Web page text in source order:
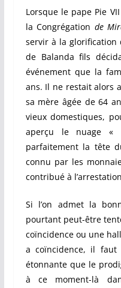
Lorsque le pape Pie
la Congrégation de
servir à la glorification
de Balanda fils
événement que la
ans. Il ne restait alors
sa mère âgée de 64
vieux domestiques,
aperçu le nuage «
parfaitement la tête
connu par les
contribué à
Si l’on admet la
pourtant peut-être
coïncidence ou une
a coïncidence, il faut
étonnante que le
à ce moment-là